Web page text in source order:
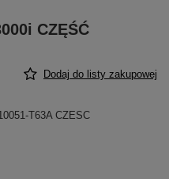
CZĘŚĆ
Dodaj do listy zakupowej
T63A CZESC